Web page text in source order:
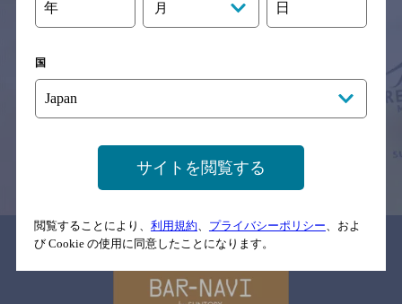
※それぞれのお店のメニューや営業時間などの掲載情報については、
念のためお店にご確認の上ご来店くださいますようお願い申し上げま
情報提供：ぐるなび
関連リンク
年 月 日
国
サイトを閲覧する
閲覧することにより、 利用規約、 プライバシーポリシー、およ
び Cookie の使用に同意したことになります。